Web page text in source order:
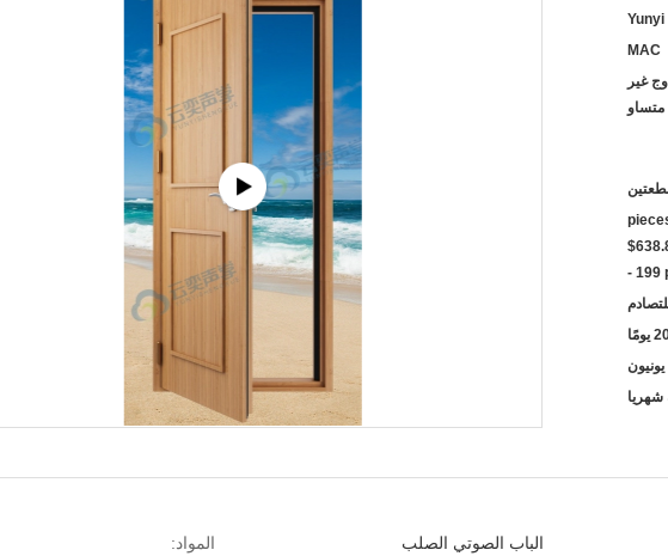
MAC
غير
متساو
$723.60~$800 2 - 49
- 199
الباب الصوتي الصلب المواد: